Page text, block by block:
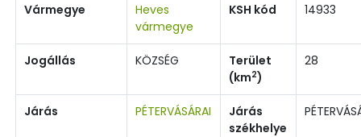
Vármegye
Heves
vármegye
KSH kód 14933
Jogállás KÖZSÉG
Terület
(km2)
28
Járás PÉTERVÁSÁRAI
Járás
székhelye